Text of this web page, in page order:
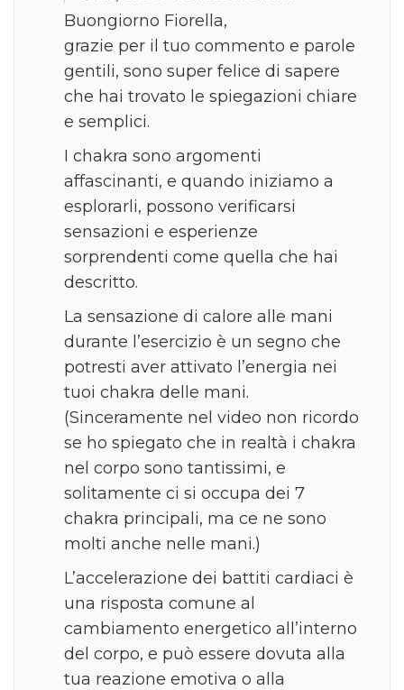
Buongiorno Fiorella,
grazie per il tuo commento e parole
gentili, sono super felice di sapere
che hai trovato le spiegazioni chiare
e semplici.
I chakra sono argomenti
affascinanti, e quando iniziamo a
esplorarli, possono verificarsi
sensazioni e esperienze
sorprendenti come quella che hai
descritto.
La sensazione di calore alle mani
durante l’esercizio è un segno che
potresti aver attivato l’energia nei
tuoi chakra delle mani.
(Sinceramente nel video non ricordo
se ho spiegato che in realtà i chakra
nel corpo sono tantissimi, e
solitamente ci si occupa dei 7
chakra principali, ma ce ne sono
molti anche nelle mani.)
L’accelerazione dei battiti cardiaci è
una risposta comune al
cambiamento energetico all’interno
del corpo, e può essere dovuta alla
tua reazione emotiva o alla